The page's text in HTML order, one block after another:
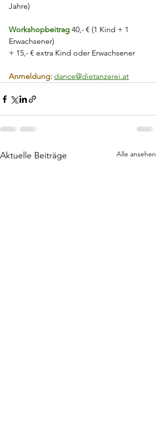
Jahre)
Workshopbeitrag 40,- € (1 Kind + 1
Erwachsener)
+ 15,- € extra Kind oder Erwachsener
Anmeldung: dance@dietanzerei.at
Aktuelle Beiträge Alle ansehen